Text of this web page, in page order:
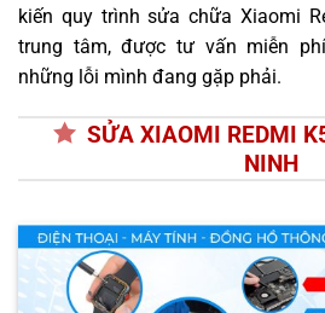
kiến quy trình sửa chữa Xiaomi
trung tâm, được tư vấn miễn
những lỗi mình đang gặp phải.
SỬA XIAOMI REDMI
NINH